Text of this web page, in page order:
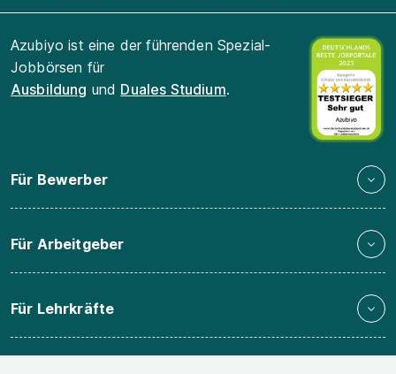
Azubiyo ist eine der führenden Spezial-
Jobbörsen für
Ausbildung und Duales Studium.
Für Bewerber
Für Arbeitgeber
Für Lehrkräfte